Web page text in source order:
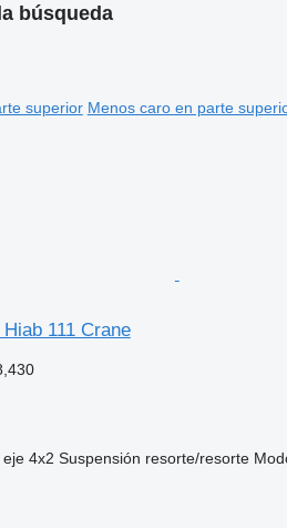
búsqueda
superior Menos caro en parte
111 Crane
eje 4x2 Suspensión resorte/resorte